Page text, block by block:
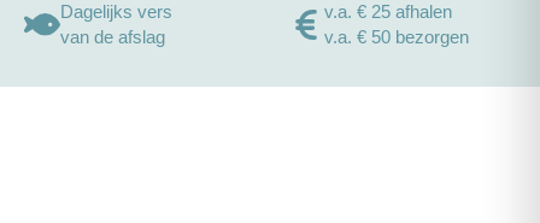
Dagelijks vers
van de afslag
v.a. € 25 afhalen
v.a. € 50 bezorgen